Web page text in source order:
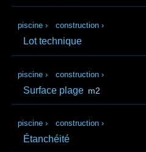
piscine › construction ›
Lot technique
piscine › construction ›
Surface plage m2
piscine › construction ›
Étanchéité